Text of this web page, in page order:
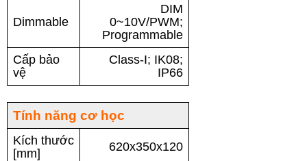
Dimmable
DIM
0~10V/PWM;
Programmable
Cấp bảo
vệ
Class-I; IK08;
IP66
Tính năng cơ học
Kích thước
[mm]
620x350x120